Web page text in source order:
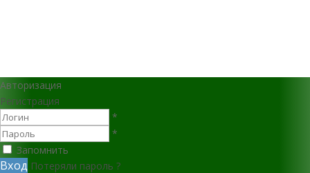
Авторизация
Регистрация
*
*
Запомнить
Вход Потеряли пароль ?